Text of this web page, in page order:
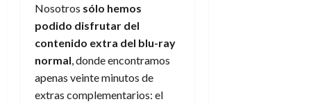
Nosotros sólo hemos
podido disfrutar del
contenido extra del blu-ray
normal, donde encontramos
apenas veinte minutos de
extras complementarios: el